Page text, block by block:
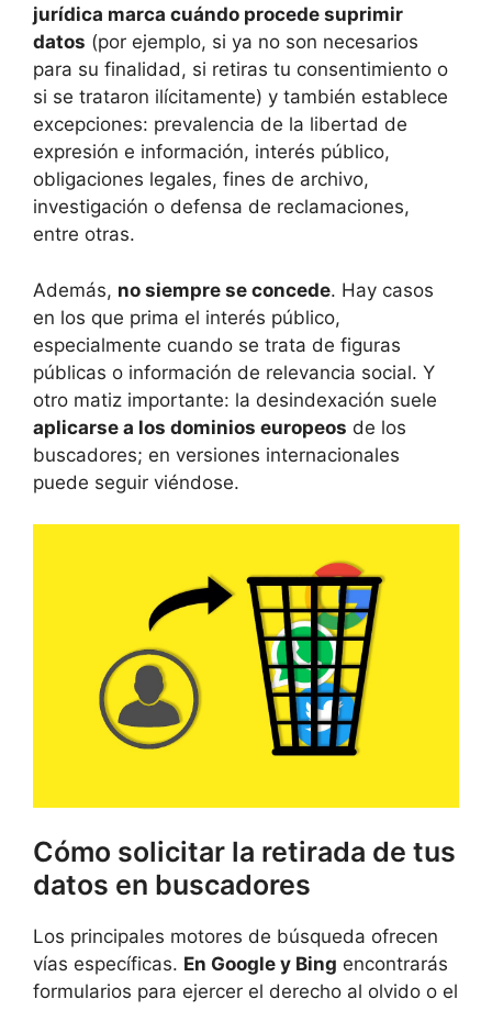
jurídica marca cuándo procede suprimir
datos (por ejemplo, si ya no son necesarios
para su finalidad, si retiras tu consentimiento o
si se trataron ilícitamente) y también establece
excepciones: prevalencia de la libertad de
expresión e información, interés público,
obligaciones legales, fines de archivo,
investigación o defensa de reclamaciones,
entre otras.
Además, no siempre se concede. Hay casos
en los que prima el interés público,
especialmente cuando se trata de figuras
públicas o información de relevancia social. Y
otro matiz importante: la desindexación suele
aplicarse a los dominios europeos de los
buscadores; en versiones internacionales
puede seguir viéndose.
Cómo solicitar la retirada de tus
datos en buscadores
Los principales motores de búsqueda ofrecen
vías específicas. En Google y Bing encontrarás
formularios para ejercer el derecho al olvido o el